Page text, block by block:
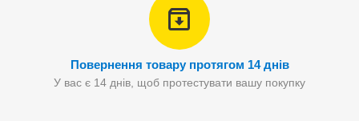
Повернення товару протягом 14 днів
У вас є 14 днів, щоб протестувати вашу покупку